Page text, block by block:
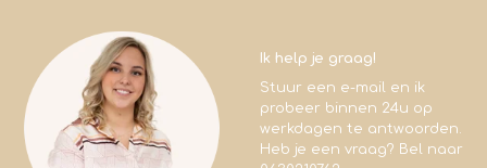
Ik help je graag!
Stuur een e-mail en ik
probeer binnen 24u op
werkdagen te antwoorden.
Heb je een vraag? Bel naar